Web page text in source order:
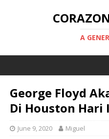
A
George Floyd
Di Houston Hari
June 9, 2020 Miguel